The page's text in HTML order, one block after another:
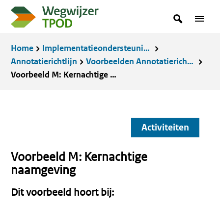
Overslaan
inhoud
gaan
zoekterm
in
Zoeken Menu
Kruimelpad
Home
Implementatieondersteuning
Annotatierichtlijn
Voorbeelden Annotatierichtlijn
Voorbeeld M: Kernachtige naamgeving
Activiteiten
Voorbeeld M: Kernachtige
naamgeving
Dit voorbeeld hoort bij: